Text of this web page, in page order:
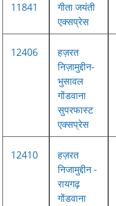
11841
गीता जयंती
एक्सप्रेस
12406
हज़रत
निज़ामुद्दीन-
भुसावल
गोंडवाना
सुपरफास्ट
एक्सप्रेस
12410
हज़रत
निजामुद्दीन -
रायगढ़
गोंडवाना